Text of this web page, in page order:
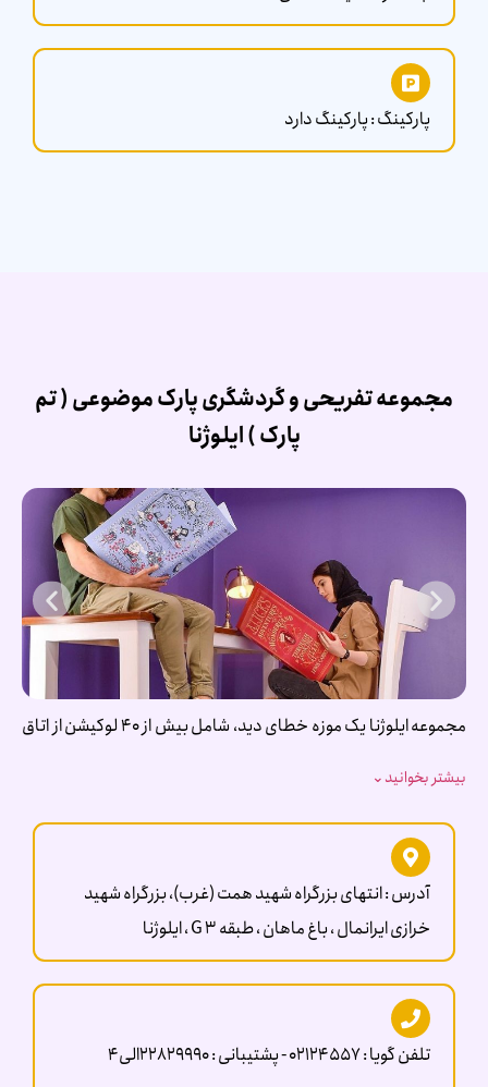
پارکینگ : پارکینگ دارد
مجموعه تفریحی و گردشگری پارک موضوعی ( تم
پارک ) ایلوژنا
مجموعه ایلوژنا یک موزه خطای دید، شامل بیش از 40 لوکیشن از اتاق
به جا میذاره .
بیشتر بخوانید⌄
آدرس : انتهای بزرگراه شهید همت (غرب)، بزرگراه شهید
خرازی ایرانمال ، باغ ماهان ، طبقه G 3 ، ایلوژنا
تلفن گویا : 02124557 - پشتیبانی : 22829990الی4